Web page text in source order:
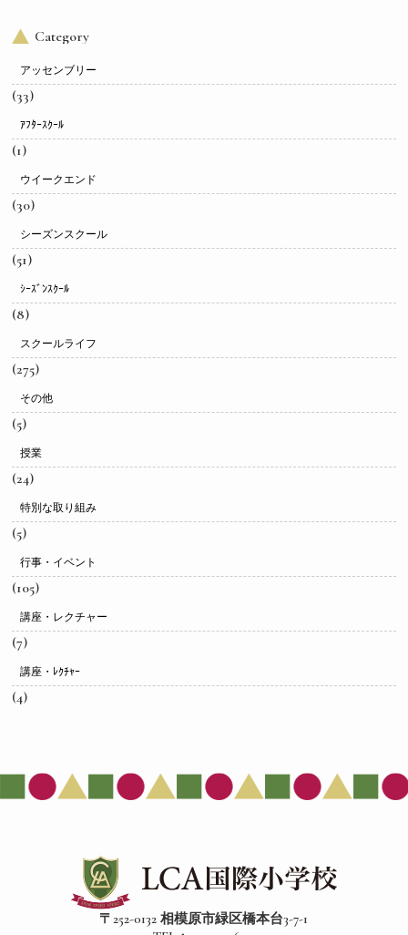
Category
アッセンブリー
(33)
ｱﾌﾀｰｽｸｰﾙ
(1)
ウイークエンド
(30)
シーズンスクール
(51)
ｼｰｽﾞﾝｽｸｰﾙ
(8)
スクールライフ
(275)
その他
(5)
授業
(24)
特別な取り組み
(5)
行事・イベント
(105)
講座・レクチャー
(7)
講座・ﾚｸﾁｬｰ
(4)
〒252-0132 相模原市緑区橋本台3-7-1